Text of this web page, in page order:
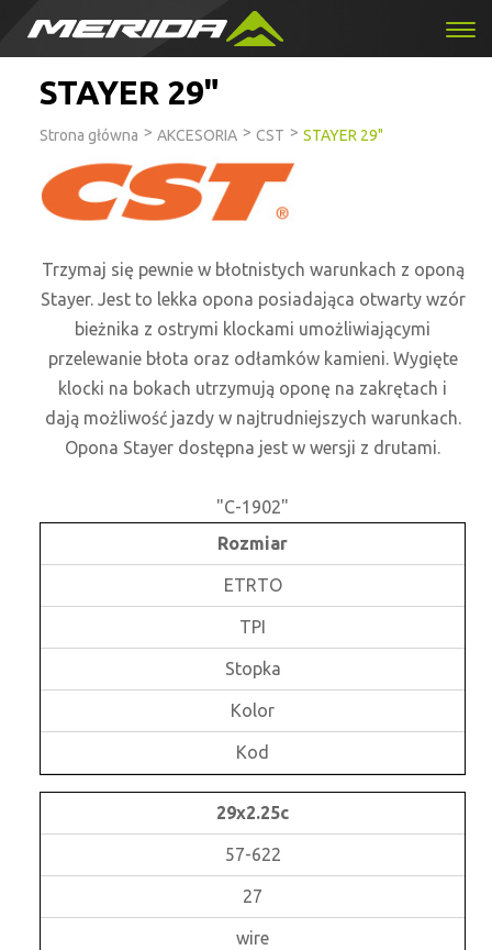
STAYER 29"
Strona główna > AKCESORIA > CST > STAYER 29"
Trzymaj się pewnie w błotnistych warunkach z oponą
Stayer. Jest to lekka opona posiadająca otwarty wzór
bieżnika z ostrymi klockami umożliwiającymi
przelewanie błota oraz odłamków kamieni. Wygięte
klocki na bokach utrzymują oponę na zakrętach i
dają możliwość jazdy w najtrudniejszych warunkach.
Opona Stayer dostępna jest w wersji z drutami.
"C-1902"
Rozmiar
ETRTO
TPI
Stopka
Kolor
Kod
29x2.25c
57-622
27
wire